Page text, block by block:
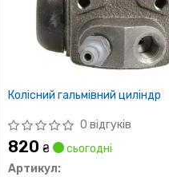
Колісний гальмівний циліндр
0 відгуків
820 ₴
сьогодні
Артикул: